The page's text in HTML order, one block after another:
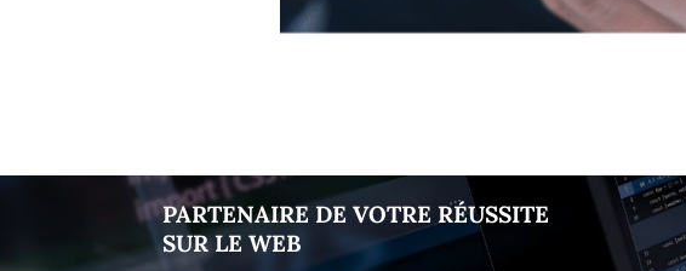
PARTENAIRE DE VOTRE RÉUSSITE
SUR LE WEB